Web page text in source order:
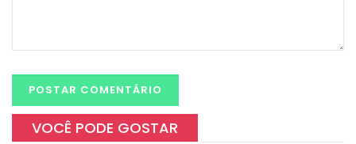
VOCÊ PODE GOSTAR